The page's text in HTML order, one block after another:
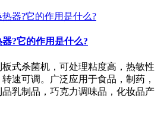
?它的作用是什么?
式杀菌机，可处理粘度高，热敏性
速可调。广泛应用于食品，制药，
乳制品，巧克力调味品，化妆品产